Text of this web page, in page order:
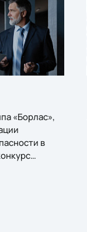
«Борлас»,
в